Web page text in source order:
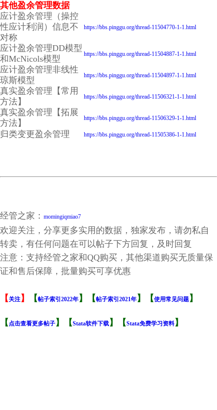
其他盈余管理数据
应计盈余管理（操控
性应计利润）信息不
对称
https://bbs.pinggu.org/thread-11504770-1-1.html
应计盈余管理DD模型
和McNicols模型
https://bbs.pinggu.org/thread-11504887-1-1.html
应计盈余管理非线性
琼斯模型
https://bbs.pinggu.org/thread-11504897-1-1.html
真实盈余管理【常用
方法】
https://bbs.pinggu.org/thread-11506321-1-1.html
真实盈余管理【拓展
方法】
https://bbs.pinggu.org/thread-11506329-1-1.html
归类变更盈余管理 https://bbs.pinggu.org/thread-11505386-1-1.html
经管之家： momingiqmiao7
欢迎关注，分享更多实用的数据，独家发布，请勿私自
转卖，有任何问题在可以帖子下方回复，及时回复
注意：支持经管之家和QQ购买，其他渠道购买无质量保
证和售后保障，批量购买可享优惠
【 关注 】 【帖子索引2022年 】【帖子索引2021年 】【使用常见问题 】
【 点击查看更多帖子 】【Stata软件下载 】【Stata免费学习资料 】